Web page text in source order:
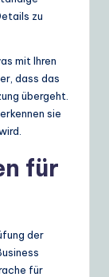
zu
mit Ihren
dass das
übergeht.
sie
für
der
für